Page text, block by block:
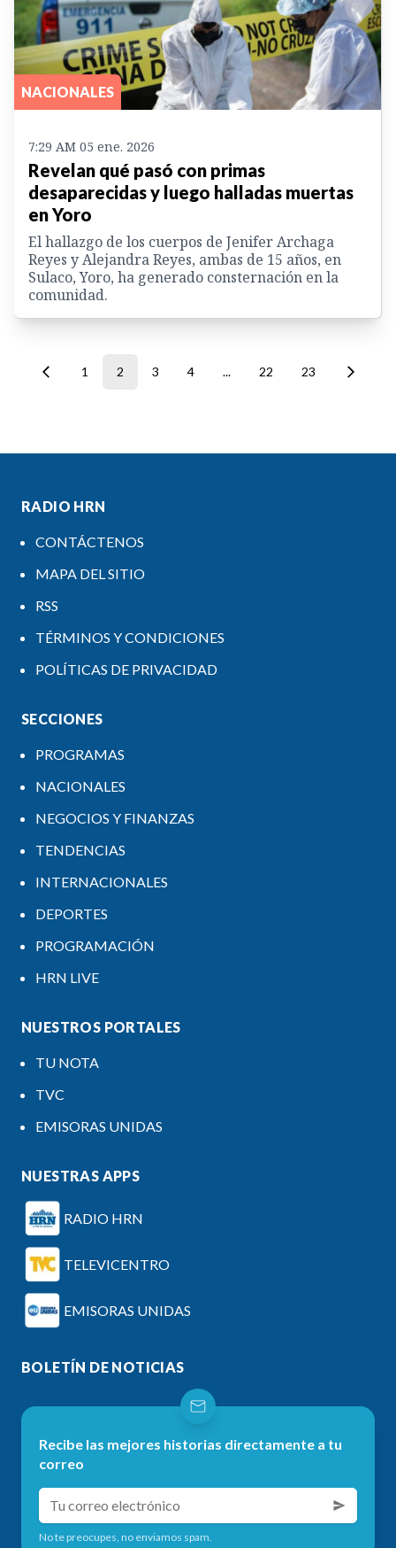
NACIONALES
7:29 AM 05 ene. 2026
Revelan qué pasó con primas
desaparecidas y luego halladas muertas
en Yoro
El hallazgo de los cuerpos de Jenifer Archaga
Reyes y Alejandra Reyes, ambas de 15 años, en
Sulaco, Yoro, ha generado consternación en la
comunidad.
1 2 3 4 ... 22 23
RADIO HRN
CONTÁCTENOS
MAPA DEL SITIO
RSS
TÉRMINOS Y CONDICIONES
POLÍTICAS DE PRIVACIDAD
SECCIONES
PROGRAMAS
NACIONALES
NEGOCIOS Y FINANZAS
TENDENCIAS
INTERNACIONALES
DEPORTES
PROGRAMACIÓN
HRN LIVE
NUESTROS PORTALES
TU NOTA
TVC
EMISORAS UNIDAS
NUESTRAS APPS
RADIO HRN
TELEVICENTRO
EMISORAS UNIDAS
BOLETÍN DE NOTICIAS
Recibe las mejores historias directamente a tu
correo
No te preocupes, no enviamos spam.